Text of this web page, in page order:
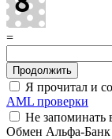
=
Я прочитал и
AML проверки
Не запоминать
Обмен Альфа-